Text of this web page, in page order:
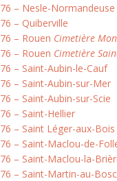
76 – Nesle-Normandeuse
76 – Quiberville
76 – Rouen Cimetière
76 – Rouen Cimetière
76 – Saint-Aubin-le-Cauf
76 – Saint-Aubin-sur-Mer
76 – Saint-Aubin-sur-Scie
76 – Saint-Hellier
76 – Saint Léger-aux-Bois
76 – Saint-Maclou-de-
76 – Saint-Maclou-la-
76 – Saint-Martin-au-Bosc